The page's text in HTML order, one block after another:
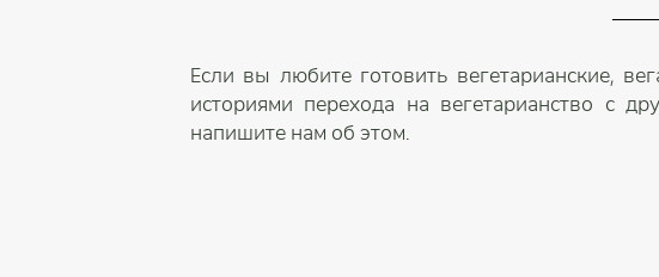
Если вы любите готовить вегетарианские,
историями перехода на вегетарианство с
напишите нам об этом.